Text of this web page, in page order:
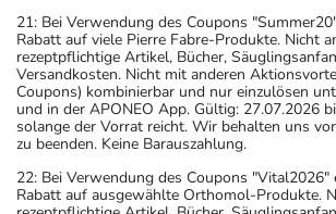
21: Bei Verwendung des Coupons
Rabatt auf viele Pierre Fabre-Produkte. Nicht
rezeptpflichtige Artikel, Bücher,
Versandkosten. Nicht mit anderen
Coupons) kombinierbar und nur einzulösen
und in der APONEO App. Gültig: 27.07.2026
solange der Vorrat reicht. Wir behalten uns
zu beenden. Keine Barauszahlung.
22: Bei Verwendung des Coupons "Vital2026"
Rabatt auf ausgewählte Orthomol-Produkte.